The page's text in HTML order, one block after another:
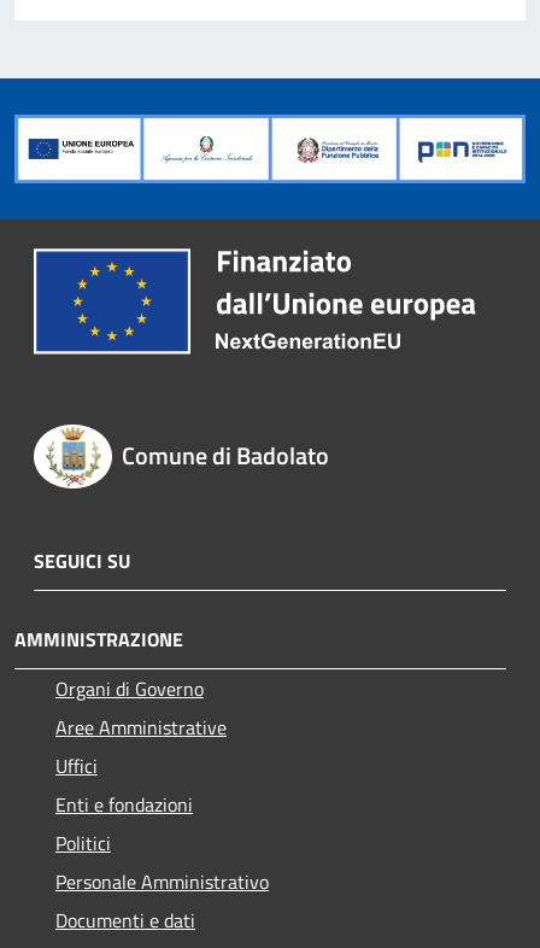
Comune di Badolato
SEGUICI SU
AMMINISTRAZIONE
Organi di Governo
Aree Amministrative
Uffici
Enti e fondazioni
Politici
Personale Amministrativo
Documenti e dati